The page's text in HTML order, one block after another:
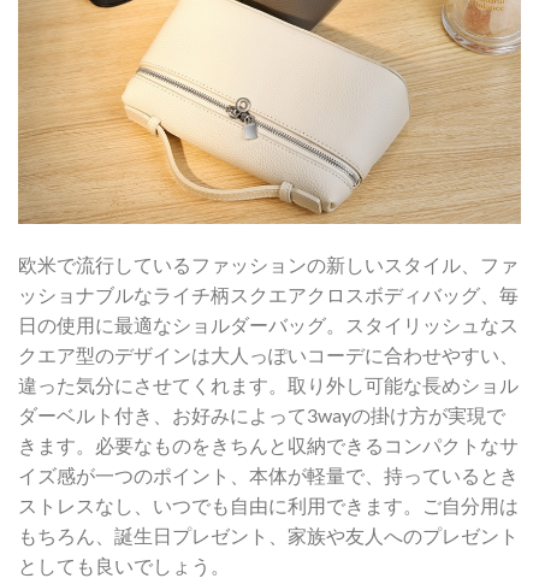
欧米で流行しているファッションの新しいスタイル、ファ
ッショナブルなライチ柄スクエアクロスボディバッグ、毎
日の使用に最適なショルダーバッグ。スタイリッシュなス
クエア型のデザインは大人っぽいコーデに合わせやすい、
違った気分にさせてくれます。取り外し可能な長めショル
ダーベルト付き、お好みによって3wayの掛け方が実現で
きます。必要なものをきちんと収納できるコンパクトなサ
イズ感が一つのポイント、本体が軽量で、持っているとき
ストレスなし、いつでも自由に利用できます。ご自分用は
もちろん、誕生日プレゼント、家族や友人へのプレゼント
としても良いでしょう。